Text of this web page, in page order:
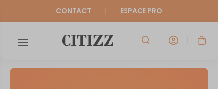
CONTACT ESPACE PRO